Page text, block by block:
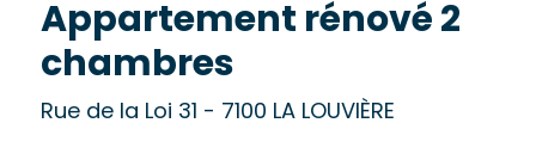
Appartement rénové 2
chambres
Rue de la Loi 31 - 7100 LA LOUVIÈRE